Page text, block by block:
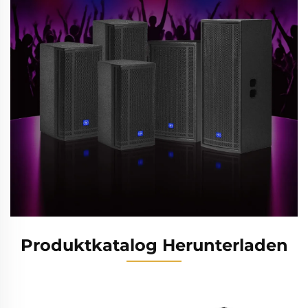
Produktkatalog Herunterladen